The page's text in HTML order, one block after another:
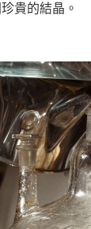
貴的結晶。